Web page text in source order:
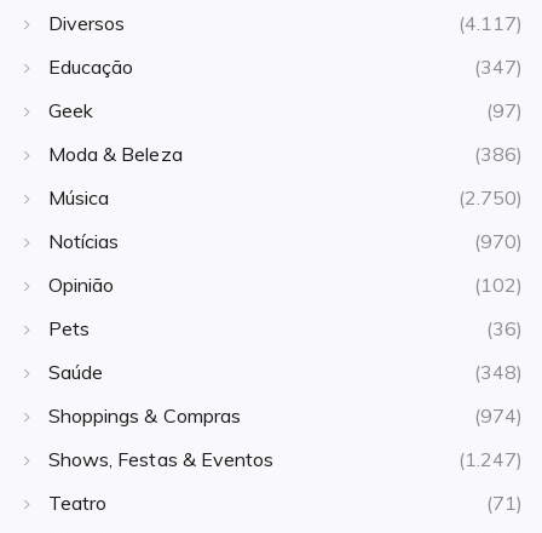
Diversos
(4.117)
Educação
(347)
Geek
(97)
Moda & Beleza
(386)
Música
(2.750)
Notícias
(970)
Opinião
(102)
Pets
(36)
Saúde
(348)
Shoppings & Compras
(974)
Shows, Festas & Eventos
(1.247)
Teatro
(71)